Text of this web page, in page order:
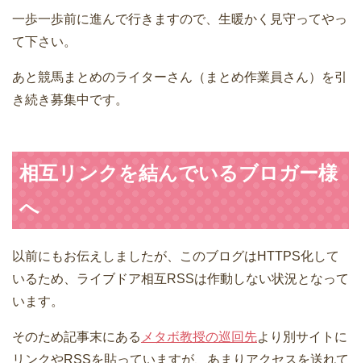
一歩一歩前に進んで行きますので、生暖かく見守ってやっ
て下さい。
あと競馬まとめのライターさん（まとめ作業員さん）を引
き続き募集中です。
相互リンクを結んでいるブロガー様
へ
以前にもお伝えしましたが、このブログはHTTPS化して
いるため、ライブドア相互RSSは作動しない状況となって
います。
そのため記事末にある メタボ教授の巡回先より別サイトに
リンクやRSSを貼っていますが、あまりアクセスを送れて